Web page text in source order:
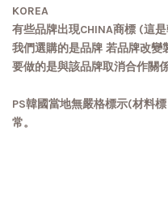
KOREA
有些品牌出現CHINA商標 (這
我們選購的是品牌 若品牌改變
要做的是與該品牌取消合作關係
PS韓國當地無嚴格標示(材料
常。